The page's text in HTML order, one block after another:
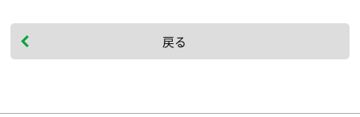
戻る